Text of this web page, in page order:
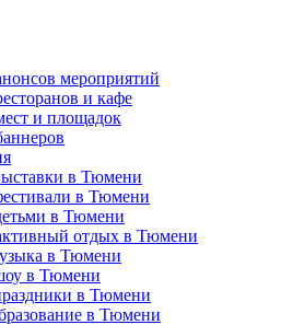
мероприятий
и кафе
и площадок
в Тюмени
в Тюмени
в Тюмени
отдых в Тюмени
в Тюмени
в Тюмени
в Тюмени
в Тюмени